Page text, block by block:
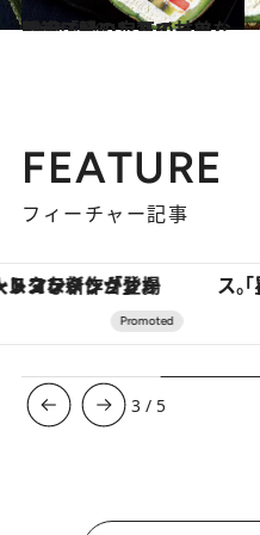
2020.8.29
贅沢「メロンスイーツ」Best7 緑の宝石の甘美な誘惑に酔いしれて
グルメ
FEATURE
フィーチャー記事
3 / 5